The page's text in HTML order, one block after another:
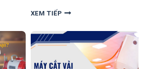
trong nước. Vậy mua máy rút
XEM TIẾP